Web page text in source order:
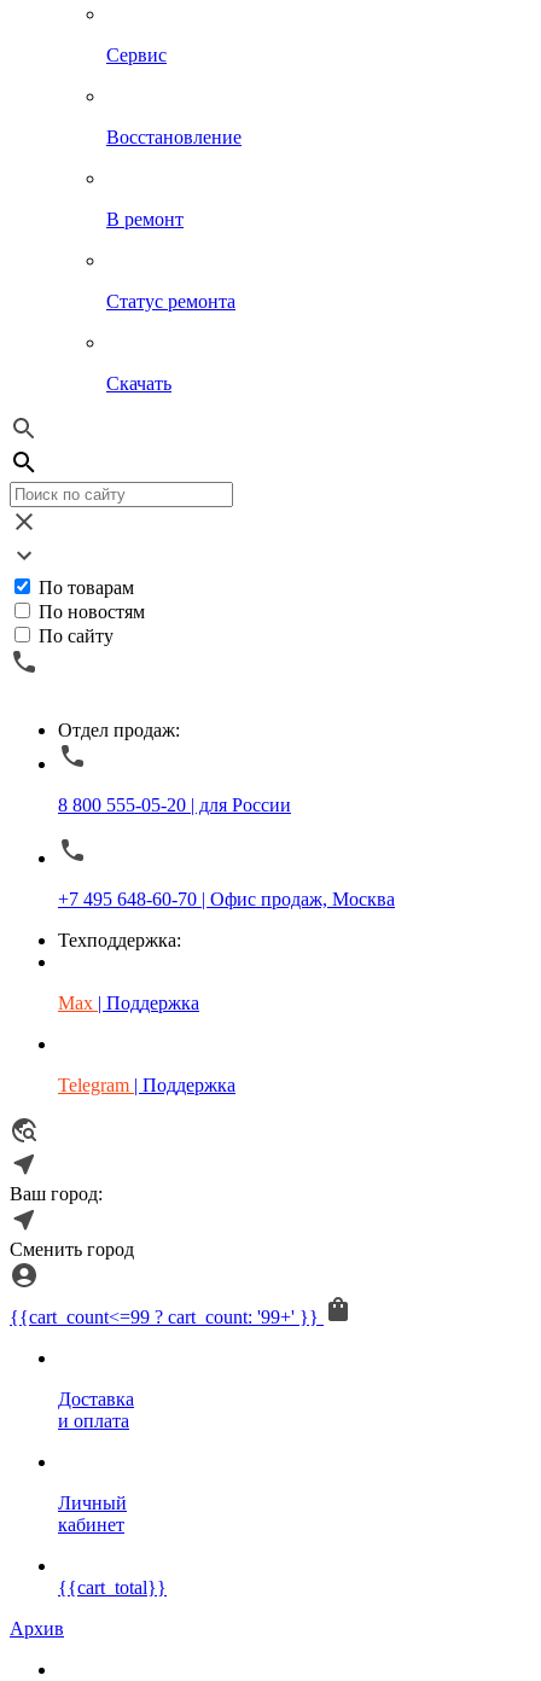
Сервис
Восстановление
В ремонт
Статус ремонта
Скачать
По товарам
По новостям
По сайту
Отдел продаж:
8 800 555-05-20 | для России
+7 495 648-60-70 | Офис продаж, Москва
Техподдержка:
Max | Поддержка
Telegram | Поддержка
Ваш город:
Сменить город
{{cart_count<=99 ? cart_count: '99+' }}
Доставка
и оплата
Личный
кабинет
{{cart_total}}
Архив